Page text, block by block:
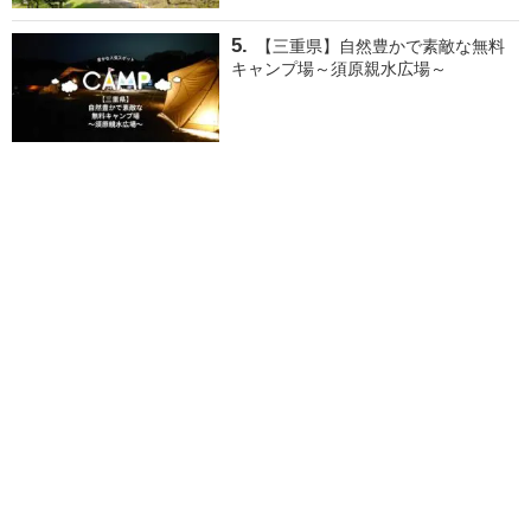
【三重県】自然豊かで素敵な無料
キャンプ場～須原親水広場～